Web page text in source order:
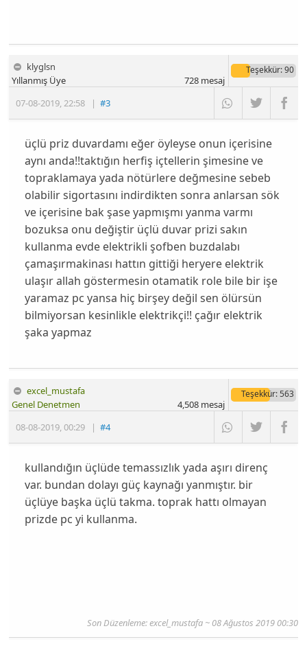
klyglsn
07-08-2019,22:58 |#3
Yıllanmış Üye
Teşekkür: 90
728mesaj
üçlü priz duvardamı eğer öyleyse onun içerisine
aynı anda!!taktığın herfiş içtellerin şimesine ve
topraklamaya yada nötürlere değmesine sebeb
olabilir sigortasını indirdikten sonra anlarsan sök
ve içerisine bak şase yapmışmı yanma varmı
bozuksa onu değiştir üçlü duvar prizi sakın
kullanma evde elektrikli şofben buzdalabı
çamaşırmakinası hattın gittiği heryere elektrik
ulaşır allah göstermesin otamatik role bile bir işe
yaramaz pc yansa hiç birşey değil sen ölürsün
bilmiyorsan kesinlikle elektrikçi!! çağır elektrik
şaka yapmaz
excel_mustafa
08-08-2019,00:29 |#4
Genel Denetmen
Teşekkür: 563
4,508mesaj
kullandığın üçlüde temassızlık yada aşırı direnç
var. bundan dolayı güç kaynağı yanmıştır. bir
üçlüye başka üçlü takma. toprak hattı olmayan
prizde pc yi kullanma.
Son Düzenleme: excel_mustafa ~ 08 Ağustos 2019 00:30